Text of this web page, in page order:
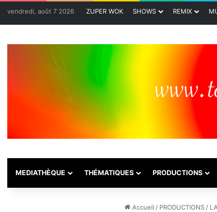
vendredi, août 7 2026 ZUPER WOK SHOWS REMIX
MEDIATHÈQUE THÉMATIQUES PRODUCTIONS
Accueil / PRODUCTIONS /